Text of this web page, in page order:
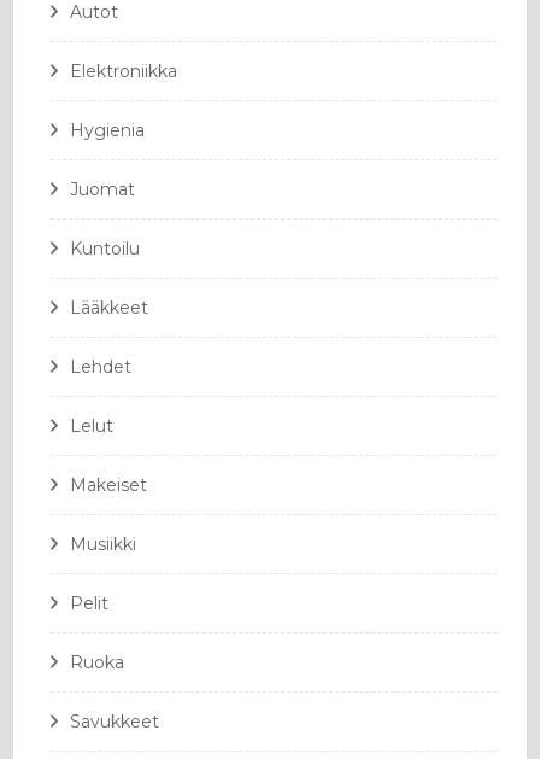
Autot
Elektroniikka
Hygienia
Juomat
Kuntoilu
Lääkkeet
Lehdet
Lelut
Makeiset
Musiikki
Pelit
Ruoka
Savukkeet